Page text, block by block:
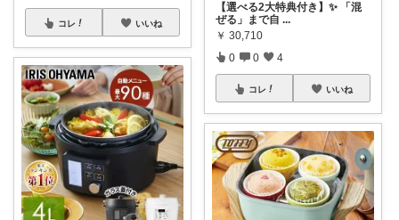
コレ いいね
【選べる2大特典付き】✨ 「混
ぜる」まで自 ...
￥ 30,710
0 0 4
コレ いいね